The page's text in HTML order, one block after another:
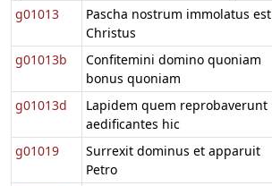
g01013
Pascha nostrum immolatus est
Christus
g01013b
Confitemini domino quoniam
bonus quoniam
g01013d
Lapidem quem reprobaverunt
aedificantes hic
g01019
Surrexit dominus et apparuit
Petro